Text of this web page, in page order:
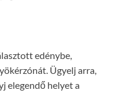
edénybe,
Ügyelj arra,
elegendő helyet a